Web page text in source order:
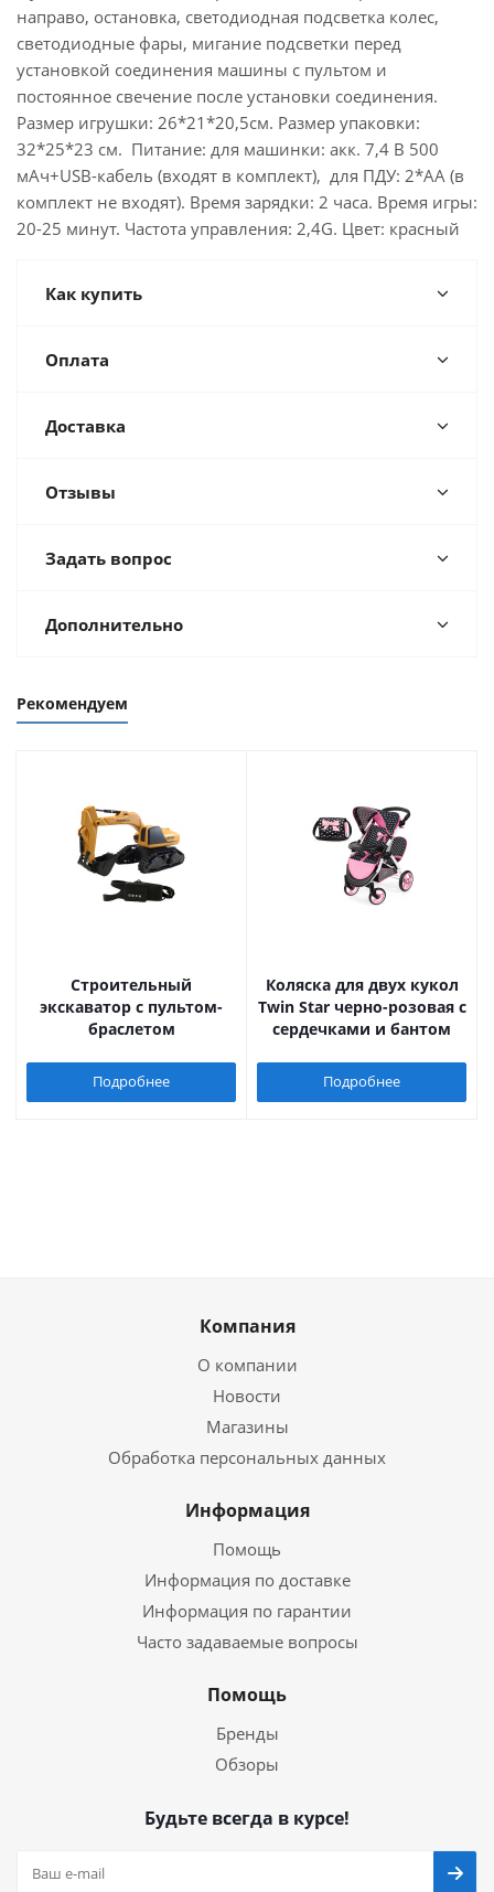
направо, остановка, светодиодная подсветка колес,
светодиодные фары, мигание подсветки перед
установкой соединения машины с пультом и
постоянное свечение после установки соединения.
Размер игрушки: 26*21*20,5см. Размер упаковки:
32*25*23 см. Питание: для машинки: акк. 7,4 В 500
мАч+USB-кабель (входят в комплект), для ПДУ: 2*AA (в
комплект не входят). Время зарядки: 2 часа. Время игры:
20-25 минут. Частота управления: 2,4G. Цвет: красный
Как купить
Оплата
Доставка
Отзывы
Задать вопрос
Дополнительно
Рекомендуем
Строительный
экскаватор с пультом-
браслетом
Подробнее
Коляска для двух кукол
Twin Star черно-розовая с
сердечками и бантом
Подробнее
Компания
О компании
Новости
Магазины
Обработка персональных данных
Информация
Помощь
Информация по доставке
Информация по гарантии
Часто задаваемые вопросы
Помощь
Бренды
Обзоры
Будьте всегда в курсе!